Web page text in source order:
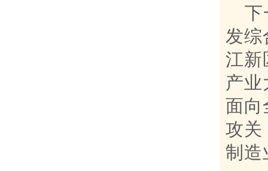
下
发综
江新
产
面向
攻关
制造